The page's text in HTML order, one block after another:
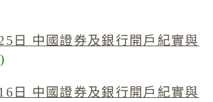
日 中國證券及銀行開戶紀實與
日 中國證券及銀行開戶紀實與